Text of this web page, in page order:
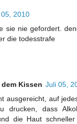
2010
sie nie gefordert.
die todesstrafe
Kissen Juli 05,
ausgereicht, auf
drucken, dass
die Haut